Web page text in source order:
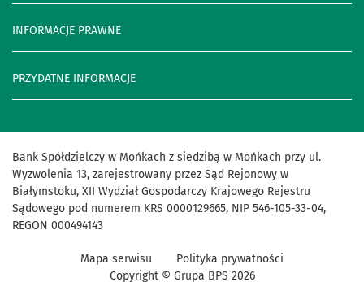
INFORMACJE PRAWNE
PRZYDATNE INFORMACJE
Bank Spółdzielczy w Mońkach z siedzibą w Mońkach przy ul.
Wyzwolenia 13, zarejestrowany przez Sąd Rejonowy w
Białymstoku, XII Wydział Gospodarczy Krajowego Rejestru
Sądowego pod numerem KRS 0000129665, NIP 546-105-33-04,
REGON 000494143
Mapa serwisu
Polityka prywatności
Copyright © Grupa BPS 2026